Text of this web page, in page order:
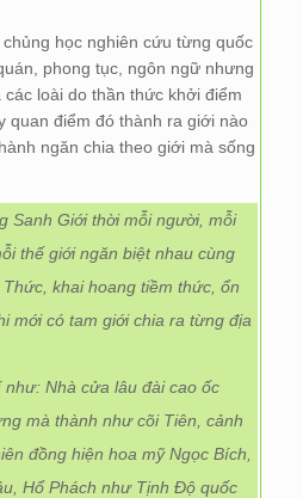
học nghiên cứu từng quốc
phong tục, ngôn ngữ nhưng
loài do thần thức khởi điểm
quan điểm đó thành ra giới nào
ngăn chia theo giới mà sống
Sanh Giới thời mỗi người, mỗi
thế giới ngăn biệt nhau cùng
khai hoang tiềm thức, ổn
mới có tam giới chia ra từng địa
Nhà cửa lâu đài cao ốc
mà thành như cõi Tiên, cảnh
đồng hiện hoa mỹ Ngọc Bích,
Hổ Phách như Tịnh Độ quốc